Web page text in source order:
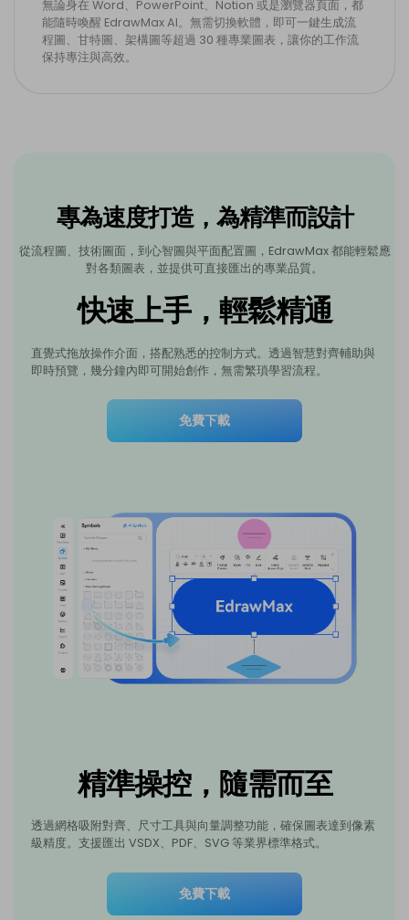
無論身在 Word、PowerPoint、Notion 或是瀏覽器頁面，都
能隨時喚醒 EdrawMax AI。無需切換軟體，即可一鍵生成流
程圖、甘特圖、架構圖等超過 30 種專業圖表，讓你的工作流
保持專注與高效。
專為速度打造，為精準而設計
從流程圖、技術圖面，到心智圖與平面配置圖，EdrawMax 都能輕鬆應
對各類圖表，並提供可直接匯出的專業品質。
快速上手，輕鬆精通
直覺式拖放操作介面，搭配熟悉的控制方式。透過智慧對齊輔助與
即時預覽，幾分鐘內即可開始創作，無需繁瑣學習流程。
免費下載
精準操控，隨需而至
透過網格吸附對齊、尺寸工具與向量調整功能，確保圖表達到像素
級精度。支援匯出 VSDX、PDF、SVG 等業界標準格式。
免費下載